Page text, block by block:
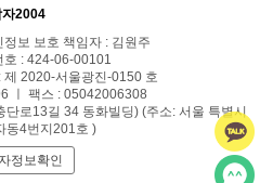
자2004
보 보호 책임자 : 김원주
호 : 424-06-00101
제 2020-서울광진-0150 호
ㅣ 팩스 : 05042006308
단로13길 34 동화빌딩) (주소: 서울 특별시
동4번지201호 )
정보확인